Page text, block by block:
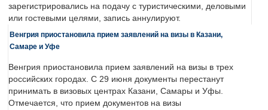
зарегистрировались на подачу с туристическими, деловыми
или гостевыми целями, запись аннулируют.
Венгрия приостановила прием заявлений на визы в Казани,
Самаре и Уфе
Венгрия приостановила прием заявлений на визы в трех
российских городах. С 29 июня документы перестанут
принимать в визовых центрах Казани, Самары и Уфы.
Отмечается, что прием документов на визы